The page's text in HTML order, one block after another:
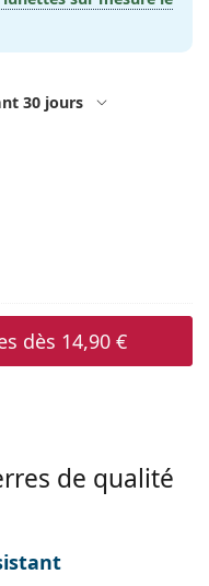
hors ligne
30 jours
dès 14,90 €
de qualité